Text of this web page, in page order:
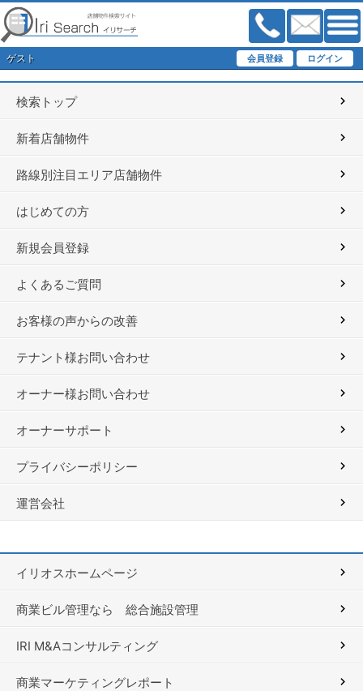
ゲスト
検索トップ
新着店舗物件
路線別注目エリア店舗物件
はじめての方
新規会員登録
よくあるご質問
お客様の声からの改善
テナント様お問い合わせ
オーナー様お問い合わせ
オーナーサポート
プライバシーポリシー
運営会社
イリオスホームページ
商業ビル管理なら 総合施設管理
IRI M&Aコンサルティング
商業マーケティングレポート